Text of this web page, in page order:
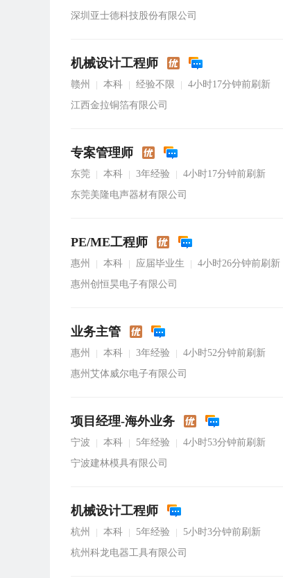
深圳亚士德科技股份有限公司
机械设计工程师
赣州 本科 经验不限
4小时17分钟前刷新
江西金拉铜箔有限公司
专案管理师
东莞 本科 3年经验
4小时17分钟前刷新
东莞美隆电声器材有限公司
PE/ME工程师
惠州 本科 应届毕业生
4小时26分钟前刷新
惠州创恒昊电子有限公司
业务主管
惠州 本科 3年经验
4小时52分钟前刷新
惠州艾体威尔电子有限公司
项目经理-海外业务
宁波 本科 5年经验
4小时53分钟前刷新
宁波建林模具有限公司
机械设计工程师
杭州 本科 5年经验
5小时3分钟前刷新
杭州科龙电器工具有限公司